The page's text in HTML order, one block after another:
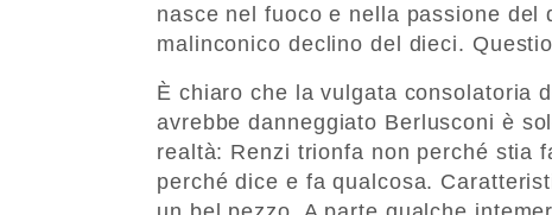
nasce nel fuoco e nella passione
malinconico declino del dieci.
È chiaro che la vulgata consolatoria
avrebbe danneggiato Berlusconi è
realtà: Renzi trionfa non perché stia
perché dice e fa qualcosa.